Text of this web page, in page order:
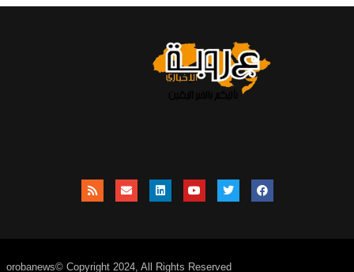
orobanews© Copyright 2024, All Rights Reserved